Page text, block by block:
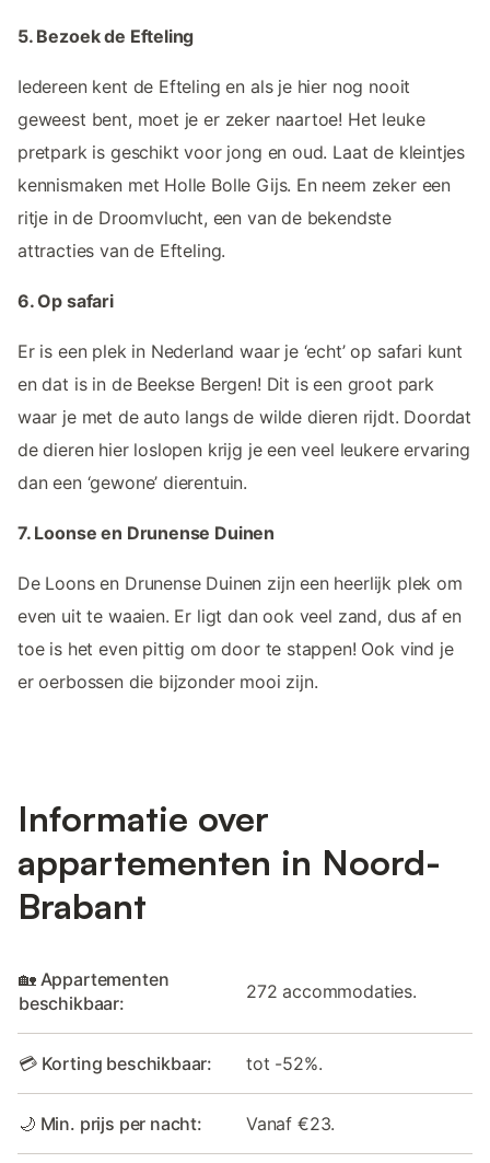
5. Bezoek de Efteling
Iedereen kent de Efteling en als je hier nog nooit
geweest bent, moet je er zeker naartoe! Het leuke
pretpark is geschikt voor jong en oud. Laat de kleintjes
kennismaken met Holle Bolle Gijs. En neem zeker een
ritje in de Droomvlucht, een van de bekendste
attracties van de Efteling.
6. Op safari
Er is een plek in Nederland waar je ‘echt’ op safari kunt
en dat is in de Beekse Bergen! Dit is een groot park
waar je met de auto langs de wilde dieren rijdt. Doordat
de dieren hier loslopen krijg je een veel leukere ervaring
dan een ‘gewone’ dierentuin.
7. Loonse en Drunense Duinen
De Loons en Drunense Duinen zijn een heerlijk plek om
even uit te waaien. Er ligt dan ook veel zand, dus af en
toe is het even pittig om door te stappen! Ook vind je
er oerbossen die bijzonder mooi zijn.
Informatie over
appartementen in Noord-
Brabant
🏡 Appartementen
beschikbaar:
272 accommodaties.
💳 Korting beschikbaar: tot -52%.
🌙 Min. prijs per nacht: Vanaf €23.